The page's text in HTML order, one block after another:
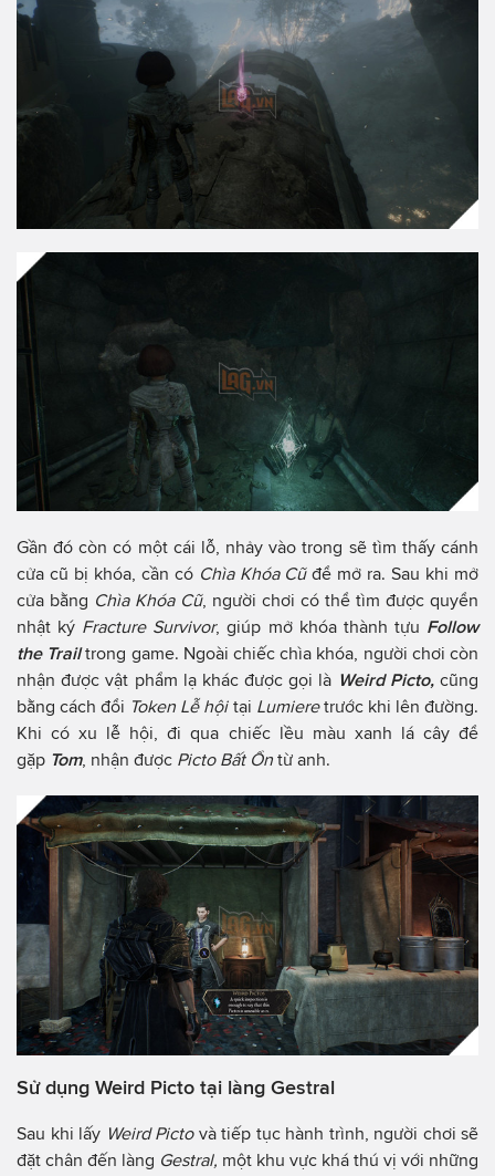
Gần đó còn có một cái lỗ, nhảy vào trong sẽ tìm thấy cánh
cửa cũ bị khóa, cần có Chìa Khóa Cũđể mở ra. Sau khi mở
cửa bằng Chìa Khóa Cũ, người chơi có thể tìm được quyển
nhật ký Fracture Survivor, giúp mở khóa thành tựu Follow
the Trailtrong game. Ngoài chiếc chìa khóa, người chơi còn
nhận được vật phẩm lạ khác được gọi là Weird Picto,cũng
bằng cách đổi Token Lễ hội tại Lumieretrước khi lên đường.
Khi có xu lễ hội, đi qua chiếc lều màu xanh lá cây để
gặp Tom, nhận được Picto Bất Ổn từ anh.
Sử dụng Weird Picto tại làng Gestral
Sau khi lấy Weird Pictovà tiếp tục hành trình, người chơi sẽ
đặt chân đến làng Gestral, một khu vực khá thú vị với những